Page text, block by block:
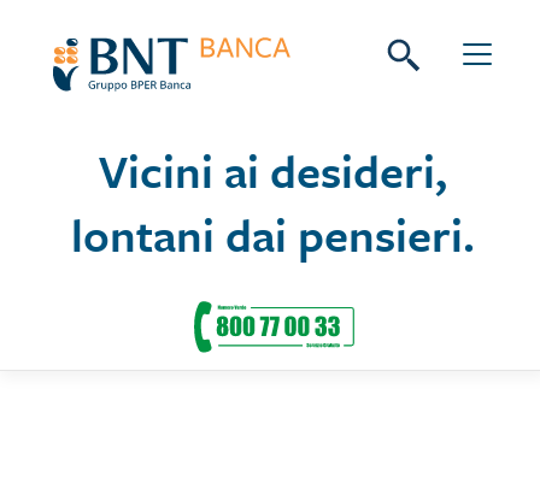
Vicini ai desideri,
lontani dai pensieri.
Seguici su: